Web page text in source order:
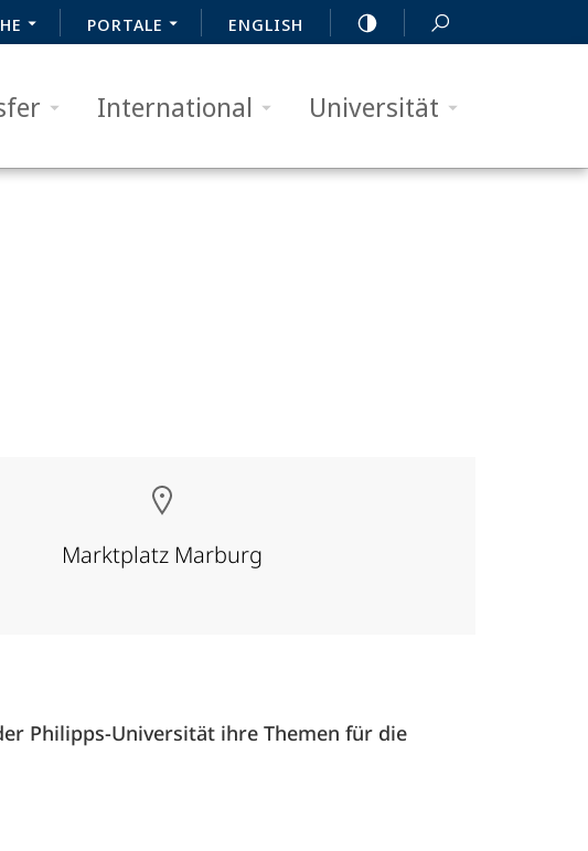
PORTALE ENGLISH
International Universität
Marktplatz Marburg
Philipps-Universität ihre Themen für die